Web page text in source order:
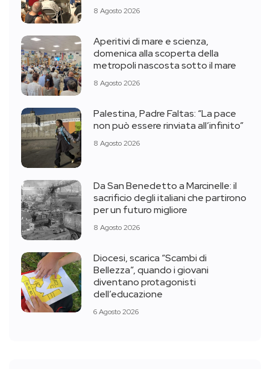
8 Agosto 2026
Aperitivi di mare e scienza,
domenica alla scoperta della
metropoli nascosta sotto il mare
8 Agosto 2026
Palestina, Padre Faltas: “La pace
non può essere rinviata all’infinito”
8 Agosto 2026
Da San Benedetto a Marcinelle: il
sacrificio degli italiani che partirono
per un futuro migliore
8 Agosto 2026
Diocesi, scarica “Scambi di
Bellezza”, quando i giovani
diventano protagonisti
dell’educazione
6 Agosto 2026